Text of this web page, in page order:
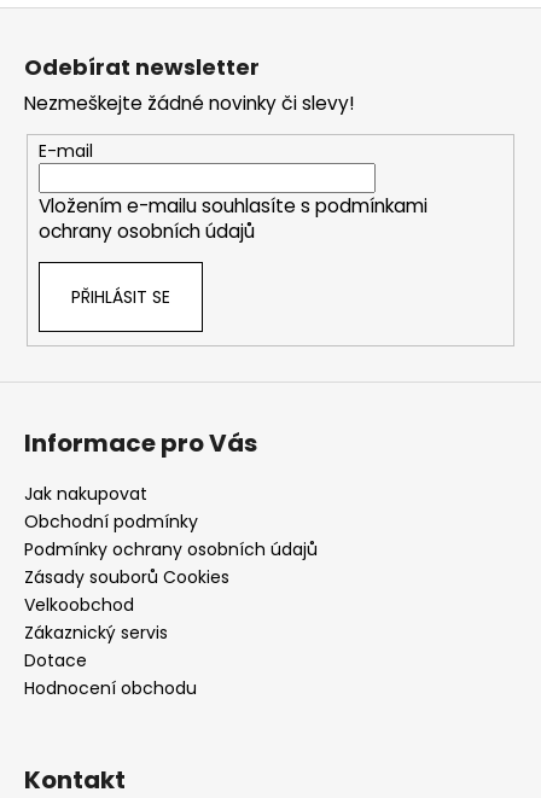
Z
Odebírat newsletter
Nezmeškejte žádné novinky či slevy!
E-mail
Vložením e-mailu souhlasíte s podmínkami
ochrany osobních údajů
PŘIHLÁSIT SE
Informace pro Vás
Jak nakupovat
Obchodní podmínky
Podmínky ochrany osobních údajů
Zásady souborů Cookies
Velkoobchod
Zákaznický servis
Dotace
Hodnocení obchodu
Kontakt